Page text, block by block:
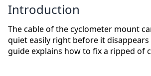
Introduction
The cable of the cyclometer mount
quiet easily right before it disappears
guide explains how to fix a ripped of